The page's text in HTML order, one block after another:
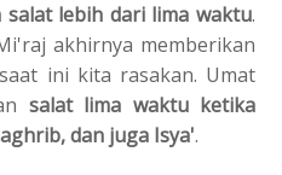
salat lebih dari lima waktu.
akhirnya memberikan
ini kita rasakan. Umat
salat lima waktu ketika
dan juga Isya'.